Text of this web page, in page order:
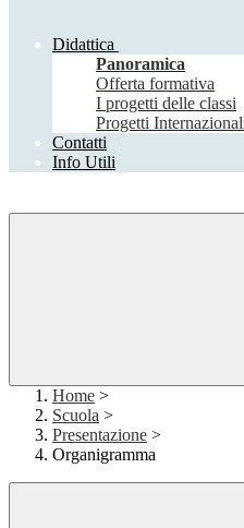
Didattica
Panoramica
Offerta formativa
I progetti delle classi
Progetti
Contatti
Info Utili
Home >
Scuola >
Presentazione >
Organigramma